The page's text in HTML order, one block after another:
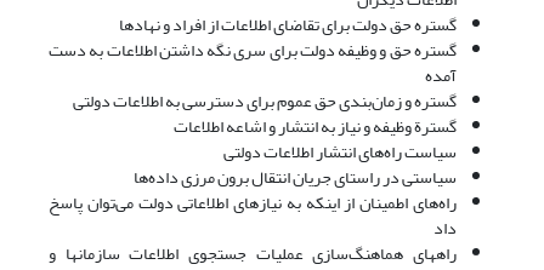
گستره حق دولت برای تقاضای اطلاعات از افراد و نهادها
گستره حق و وظیفه دولت برای سری نگه داشتن اطلاعات به دست
آمده
گستره و زمان‌بندی حق عموم برای دسترسی به اطلاعات دولتی
گسترة وظیفه و نیاز به انتشار و اشاعه اطلاعات
سیاست راه‌های انتشار اطلاعات دولتی
سیاستی در راستای جریان انتقال برون مرزی داده‌ها
راه‌های اطمینان از اینکه به نیازهای اطلاعاتی دولت می‌توان پاسخ
داد
راههای هماهنگ‌سازی عملیات جستجوی اطلاعات سازمانها و